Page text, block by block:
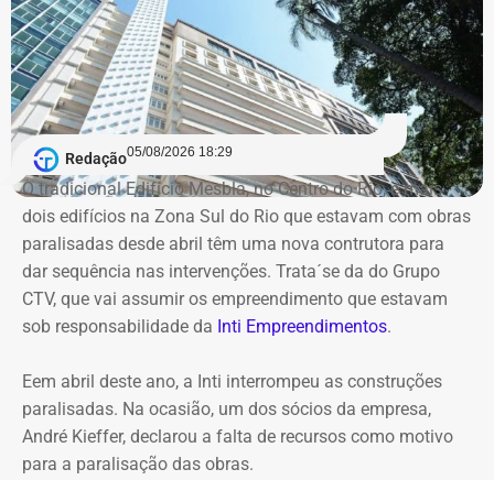
realização de uma auditoria completa nas contas e
contratos da autarquia. O prazo estabelecido para
conclusão dos trabalhos é de 60 dias.
Segundo a atual gestão, os levantamentos preliminares
indicam que o instituto vinha sendo utilizado para
descentralizar recursos públicos por meio de
contratações com baixo nível de controle, aproveitando a
maior flexibilidade financeira conferida à natureza
jurídica da autarquia.
COM INFORMAÇÕES DO RJ2/TV GLOBO
Declaração de Lauro Boto em 2026 — Foto: Reprodução/DivulgaCand
Redação05/08/2026 18:29
O tradicional Edifício Mesbla, no Centro do Rio, e mais
dois edifícios na Zona Sul do Rio que estavam com obras
paralisadas desde abril têm uma nova contrutora para
dar sequência nas intervenções. Trata´se da do Grupo
CTV, que vai assumir os empreendimento que estavam
sob responsabilidade da Inti Empreendimentos.
Eem abril deste ano, a Inti interrompeu as construções
paralisadas. Na ocasião, um dos sócios da empresa,
André Kieffer, declarou a falta de recursos como motivo
para a paralisação das obras.